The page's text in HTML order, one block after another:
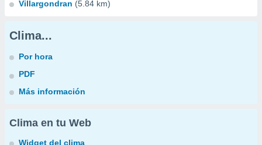
Villargondran (5.84 km)
Clima...
Por hora
PDF
Más información
Clima en tu Web
Widget del clima